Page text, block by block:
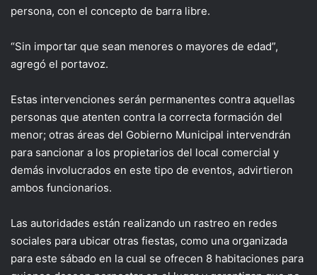
persona, con el concepto de barra libre.
“Sin importar que sean menores o mayores de edad”,
agregó el portavoz.
Estas intervenciones serán permanentes contra aquellas
personas que atenten contra la correcta formación del
menor; otras áreas del Gobierno Municipal intervendrán
para sancionar a los propietarios del local comercial y
demás involucrados en este tipo de eventos, advirtieron
ambos funcionarios.
Las autoridades están realizando un rastreo en redes
sociales para ubicar otras fiestas, como una organizada
para este sábado en la cual se ofrecen 8 habitaciones para